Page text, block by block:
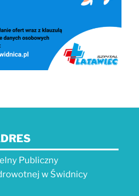
Publiczny
w Świdnicy